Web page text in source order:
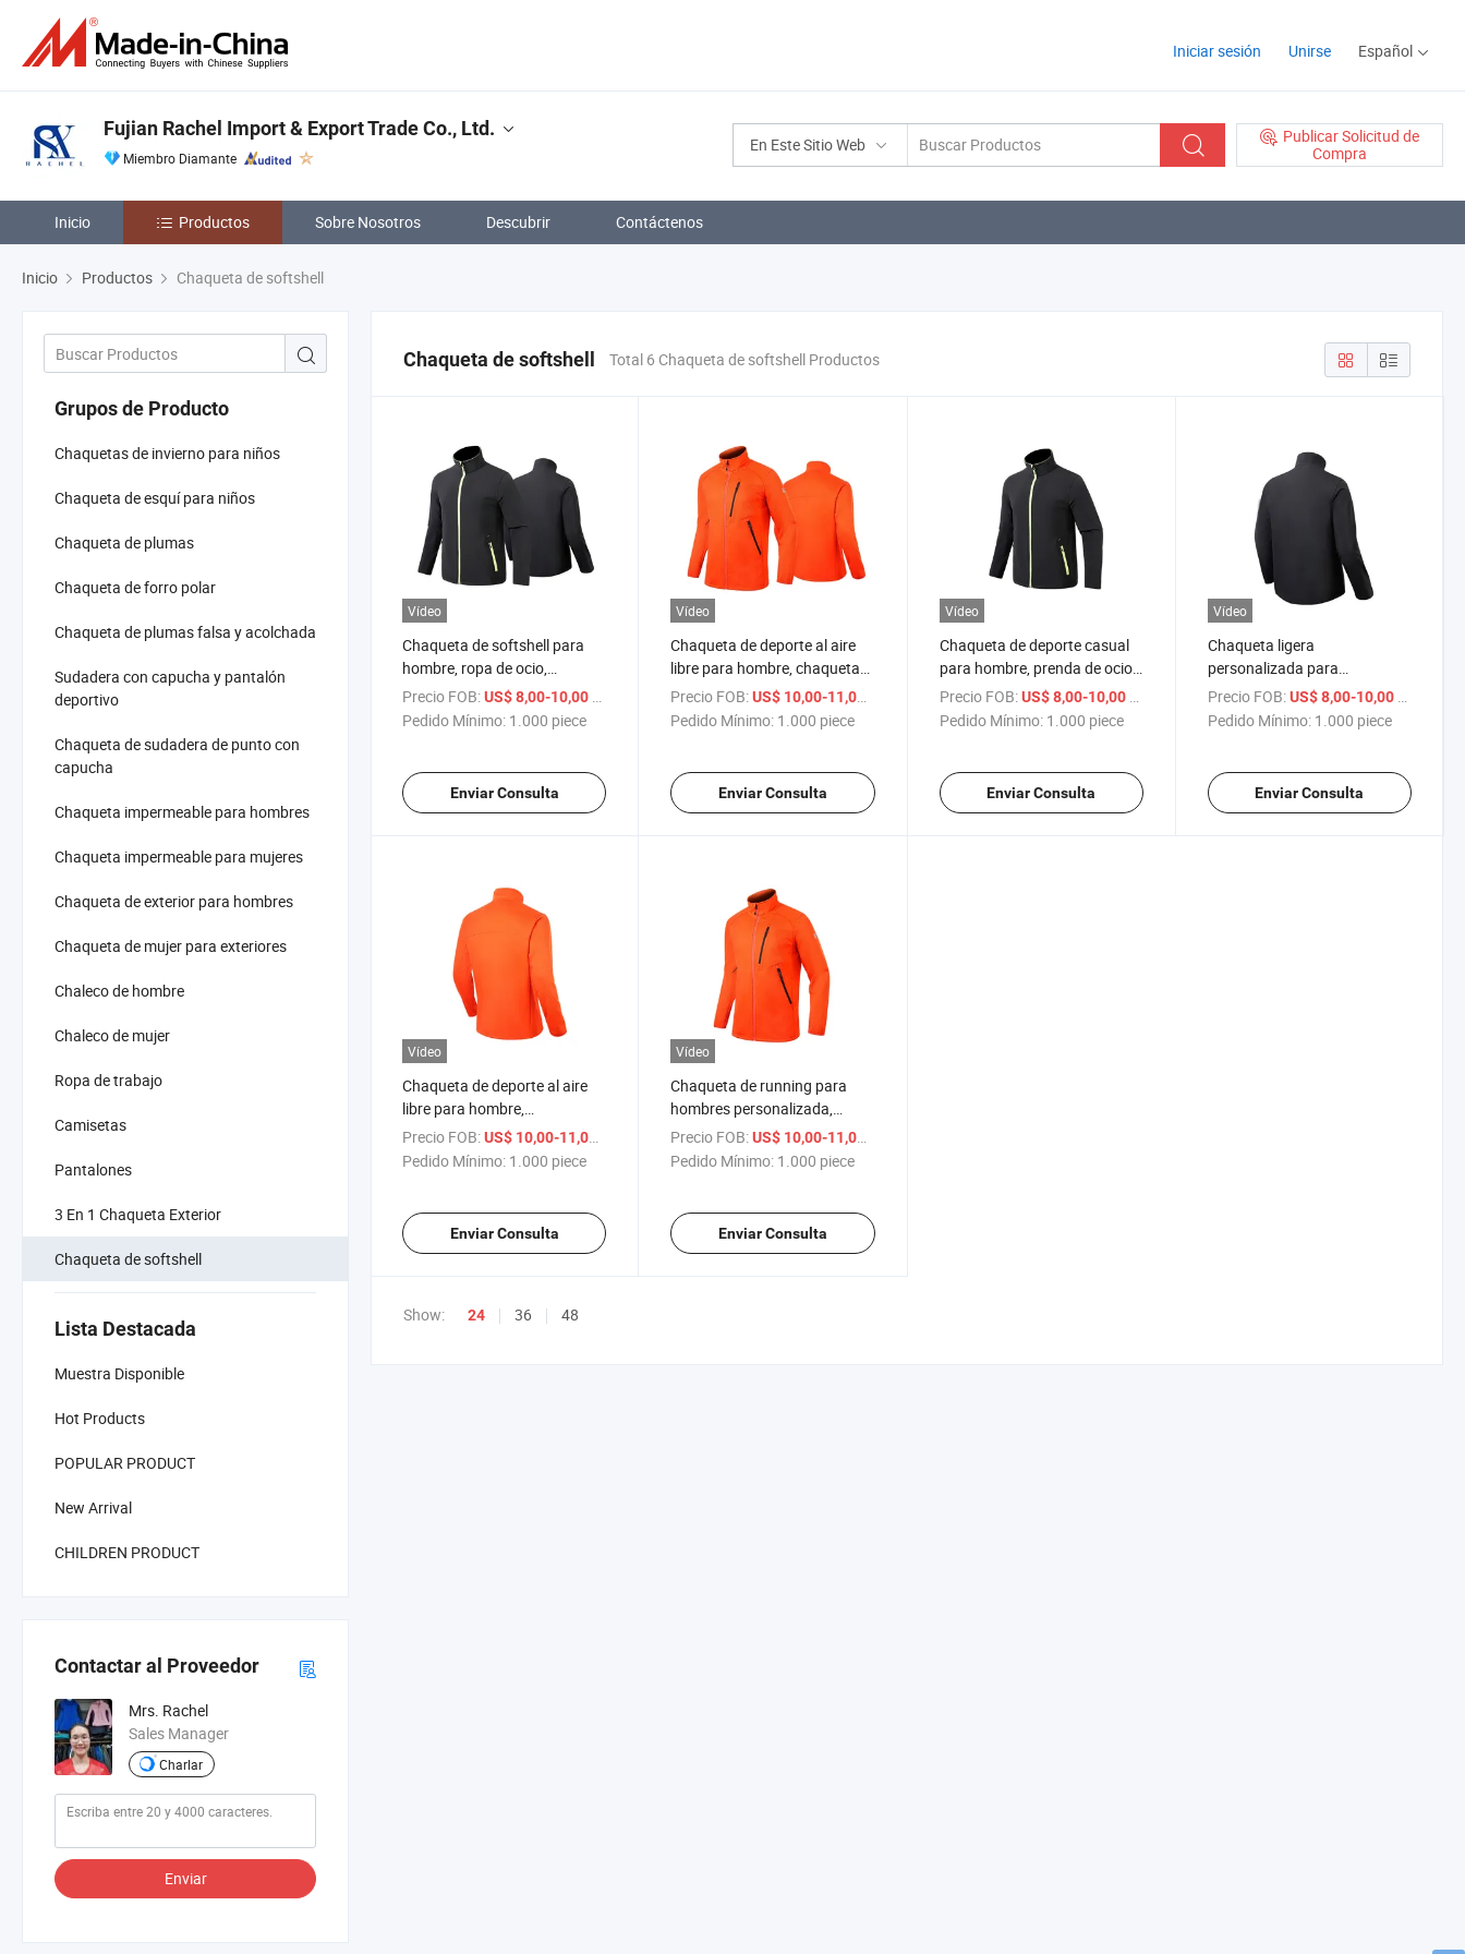
Iniciar sesión Unirse Español
En Este Sitio Web
Publicar Solicitud de
Compra
Fujian Rachel Import & Export Trade Co., Ltd.
Miembro Diamante
Inicio Productos Sobre Nosotros Descubrir Contáctenos
Inicio Productos Chaqueta de softshell
Grupos de Producto
Chaquetas de invierno para niños
Chaqueta de esquí para niños
Chaqueta de plumas
Chaqueta de forro polar
Chaqueta de plumas falsa y acolchada
Sudadera con capucha y pantalón
deportivo
Chaqueta de sudadera de punto con
capucha
Chaqueta impermeable para hombres
Chaqueta impermeable para mujeres
Chaqueta de exterior para hombres
Chaqueta de mujer para exteriores
Chaleco de hombre
Chaleco de mujer
Ropa de trabajo
Camisetas
Pantalones
3 En 1 Chaqueta Exterior
Chaqueta de softshell
Lista Destacada
Muestra Disponible
Hot Products
POPULAR PRODUCT
New Arrival
CHILDREN PRODUCT
Contactar al Proveedor
Mrs. Rachel
Sales Manager
Charlar
Enviar
Chaqueta de softshell Total 6 Chaqueta de softshell Productos
Vídeo
Chaqueta de softshell para
hombre, ropa de ocio,
vestimenta deportiva, equipo
para exteriores
Precio FOB:US$ 8,00-10,00 / piece
Pedido Mínimo: 1.000 piece
Enviar Consulta
Vídeo
Chaqueta de deporte al aire
libre para hombre, chaqueta
softshell impermeable sin
capucha
Precio FOB: US$ 10,00-11,00
Pedido Mínimo: 1.000 piece
Enviar Consulta
Vídeo
Chaqueta de deporte casual
para hombre, prenda de ocio
al aire libre, chaqueta softshell
sin capucha
Precio FOB: US$ 8,00-10,00 / piece
Pedido Mínimo: 1.000 piece
Enviar Consulta
Vídeo
Chaqueta ligera
personalizada para
senderismo y escalada,
chaqueta softshell para
Precio FOB: US$ 8,00-10,00 / piece
Pedido Mínimo: 1.000 piece
Enviar Consulta
Vídeo
Chaqueta de deporte al aire
libre para hombre,
impermeable, de doble
superficie, chaqueta de
softshell con forro de felpa
Precio FOB:US$ 10,00-11,00
Pedido Mínimo: 1.000 piece
Enviar Consulta
Vídeo
Chaqueta de running para
hombres personalizada,
impermeable, de doble
superficie, softshell y forro
Precio FOB: US$ 10,00-11,00
Pedido Mínimo: 1.000 piece
Enviar Consulta
Show: 24 36 48